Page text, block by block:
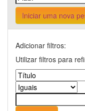
Iniciar uma nova
Adicionar filtros:
Utilizar filtros para